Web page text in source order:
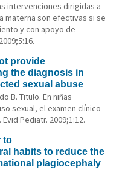
intervenciones dirigidas a
materna son efectivas si se
y con apoyo de
provide
the diagnosis in
sexual abuse
B. Titulo. En niñas
sexual, el examen clínico
Pediatr. 2009;1:12.
to
habits to reduce the
plagiocephaly